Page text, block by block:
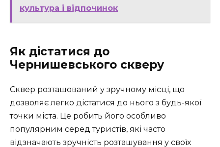
культура і відпочинок
Як дістатися до
Чернишевського скверу
Сквер розташований у зручному місці, що
дозволяє легко дістатися до нього з будь-якої
точки міста. Це робить його особливо
популярним серед туристів, які часто
відзначають зручність розташування у своїх